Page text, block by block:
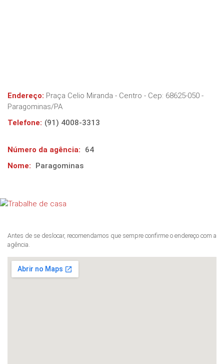
Endereço: Praça Celio Miranda - Centro - Cep: 68625-050 -
Paragominas/PA
Telefone: (91) 4008-3313
Número da agência:
64
Nome:
Paragominas
Antes de se deslocar, recomendamos que sempre confirme o endereço com a
agência.